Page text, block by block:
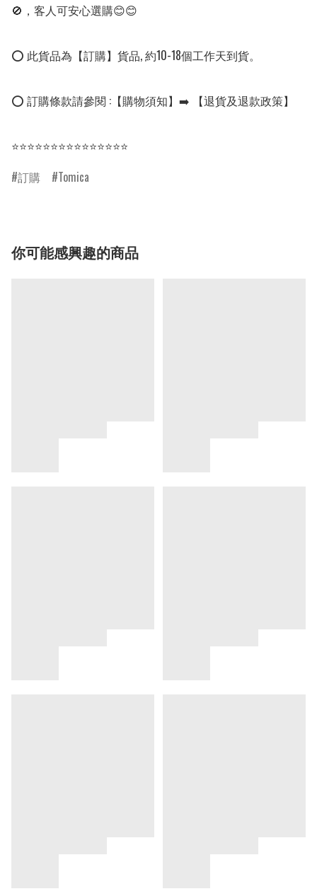
🚫，客人可安心選購😊😊
⭕ 此貨品為【訂購】貨品, 約10-18個工作天到貨。
⭕ 訂購條款請參閱 :【購物須知】➡️ 【退貨及退款政策】
⭐⭐⭐⭐⭐⭐⭐⭐⭐⭐⭐⭐⭐⭐⭐
訂購
Tomica
你可能感興趣的商品